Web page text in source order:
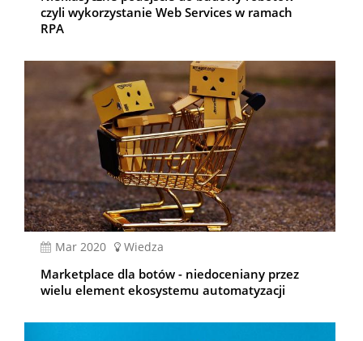
czyli wykorzystanie Web Services w ramach
RPA
mar 2020 Wiedza
Marketplace dla botów - niedoceniany przez
wielu element ekosystemu automatyzacji